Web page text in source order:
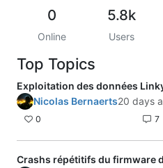
Merci de votre aide.
Cordialement
Gilles
0
Online
5.8k
Users
Top Topics
Exploitation des données
Nicolas Bernaerts20 days
0 7
Crashs répétitifs du firmware